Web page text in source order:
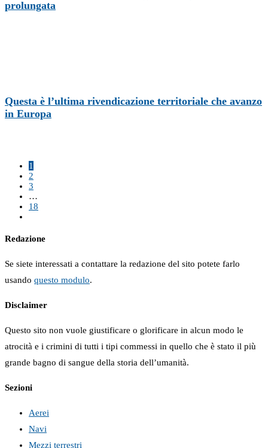
prolungata
Questa è l’ultima rivendicazione territoriale che avanzo
in Europa
1
2
3
…
18
Redazione
Se siete interessati a contattare la redazione del sito potete farlo
usando questo modulo.
Disclaimer
Questo sito non vuole giustificare o glorificare in alcun modo le
atrocità e i crimini di tutti i tipi commessi in quello che è stato il più
grande bagno di sangue della storia dell’umanità.
Sezioni
Aerei
Navi
Mezzi terrestri